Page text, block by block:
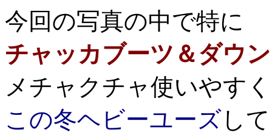
今回の写真の中で特に
チャッカブーツ＆ダウ
メチャクチャ使いやす
この冬ヘビーユーズし